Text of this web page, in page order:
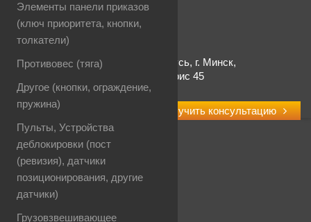
+375 (44) 77-038-07
Адрес
220055, Республика Беларусь, г. Минск,
ул.Каменногорская д.47, офис 45
Получить консультацию
ИНФОРМАЦИЯ
О нас
Связаться с нами
Элементы панели приказов
(ключ приоритета, кнопки,
толкатели)
Противовес (тяга)
Другое (кнопки, ограждение,
пружина)
Пульты, Устройства
деблокировки (пост
(ревизия), датчики
позиционирования, другие
датчики)
Грузовзвешивающее